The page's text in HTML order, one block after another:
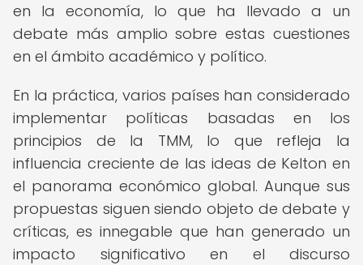
en la economía, lo que ha llevado a un
debate más amplio sobre estas cuestiones
en el ámbito académico y político.
En la práctica, varios países han considerado
implementar políticas basadas en los
principios de la TMM, lo que refleja la
influencia creciente de las ideas de Kelton en
el panorama económico global. Aunque sus
propuestas siguen siendo objeto de debate y
críticas, es innegable que han generado un
impacto significativo en el discurso